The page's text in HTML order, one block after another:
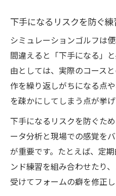
下手になるリスクを防ぐ
シミュレーションゴルフは
間違えると「下手になる」
由としては、実際のコース
作を繰り返しがちになる点
を疎かにしてしまう点が挙げ
下手になるリスクを防ぐた
ータ分析と現場での感覚を
が重要です。たとえば、定
ンド練習を組み合わせたり
受けてフォームの癖を修正